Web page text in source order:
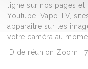
ligne sur nos pages et
Youtube, Vapo TV,
apparaître sur les
votre caméra au
ID de réunion Zoom :